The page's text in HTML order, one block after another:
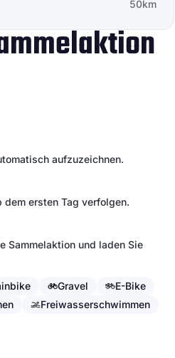
50km
aufzuzeichnen.
ersten Tag verfolgen.
Sammelaktion und laden Sie
Gravel
E-Bike
Freiwasserschwimmen